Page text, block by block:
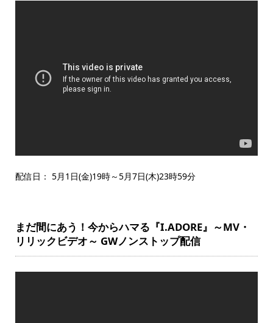
配信日： 5月1日(金)19時～5月7日(木)23時59分
まだ間にあう！今からハマる『I.ADORE』～MV・
リリックビデオ～ GWノンストップ配信